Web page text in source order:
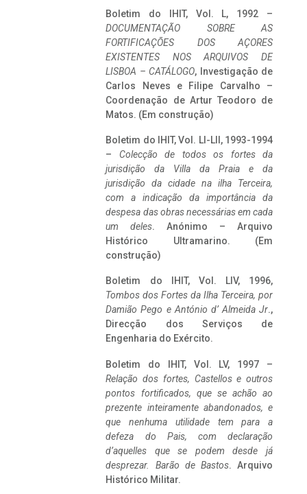
Boletim do IHIT, Vol. L, 1992 –
DOCUMENTAÇÃO SOBRE AS
FORTIFICAÇÕES DOS AÇORES
EXISTENTES NOS ARQUIVOS DE
LISBOA – CATÁLOGO, Investigação de
Carlos Neves e Filipe Carvalho –
Coordenação de Artur Teodoro de
Matos. (Em construção)
Boletim do IHIT, Vol. LI-LII, 1993-1994
– Colecção de todos os fortes da
jurisdição da Villa da Praia e da
jurisdição da cidade na ilha Terceira,
com a indicação da importância da
despesa das obras necessárias em cada
um deles. Anónimo – Arquivo
Histórico Ultramarino. (Em
construção)
Boletim do IHIT, Vol. LIV, 1996,
Tombos dos Fortes da Ilha Terceira, por
Damião Pego e António d’ Almeida Jr.,
Direcção dos Serviços de
Engenharia do Exército.
Boletim do IHIT, Vol. LV, 1997 –
Relação dos fortes, Castellos e outros
pontos fortificados, que se achão ao
prezente inteiramente abandonados, e
que nenhuma utilidade tem para a
defeza do Pais, com declaração
d’aquelles que se podem desde já
desprezar. Barão de Bastos. Arquivo
Histórico Militar.